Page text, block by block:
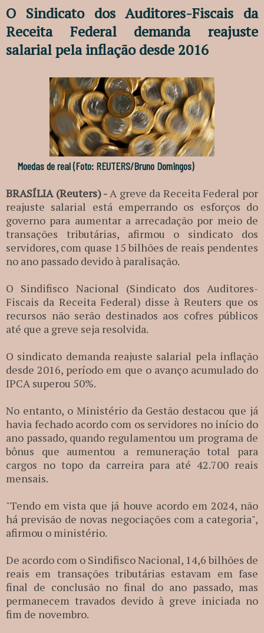
O Sindicato dos Auditores-Fiscais da
Receita Federal demanda reajuste
salarial pela inflação desde 2016
Moedas de real (Foto: REUTERS/Bruno Domingos)
BRASÍLIA (Reuters) - A greve da Receita Federal por
reajuste salarial está emperrando os esforços do
governo para aumentar a arrecadação por meio de
transações tributárias, afirmou o sindicato dos
servidores, com quase 15 bilhões de reais pendentes
no ano passado devido à paralisação.
O Sindifisco Nacional (Sindicato dos Auditores-
Fiscais da Receita Federal) disse à Reuters que os
recursos não serão destinados aos cofres públicos
até que a greve seja resolvida.
O sindicato demanda reajuste salarial pela inflação
desde 2016, período em que o avanço acumulado do
IPCA superou 50%.
No entanto, o Ministério da Gestão destacou que já
havia fechado acordo com os servidores no início do
ano passado, quando regulamentou um programa de
bônus que aumentou a remuneração total para
cargos no topo da carreira para até 42.700 reais
mensais.
"Tendo em vista que já houve acordo em 2024, não
há previsão de novas negociações com a categoria",
afirmou o ministério.
De acordo com o Sindifisco Nacional, 14,6 bilhões de
reais em transações tributárias estavam em fase
final de conclusão no final do ano passado, mas
permanecem travados devido à greve iniciada no
fim de novembro.